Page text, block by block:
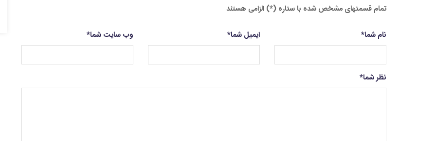
تمام قسمتهای مشخص شده با ستاره (*) الزامی هستند
نام شما* ایمیل شما* وب سایت شما*
نظر شما*